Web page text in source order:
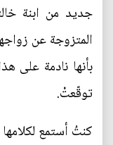
جديد من ابنة
المتزوجة عن
بأنها نادمة على
توقّعتْ.
كنتُ أستمع